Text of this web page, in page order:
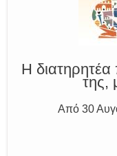
Η
της,
Από 30